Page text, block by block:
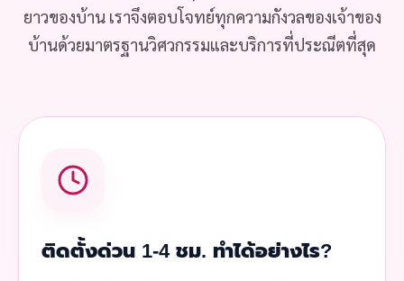
ยาวของบ้าน เราจึงตอบโจทย์ทุกความกังวลของเจ้าของ
บ้านด้วยมาตรฐานวิศวกรรมและบริการที่ประณีตที่สุด
ติดตั้งด่วน 1-4 ชม. ทำได้อย่างไร?